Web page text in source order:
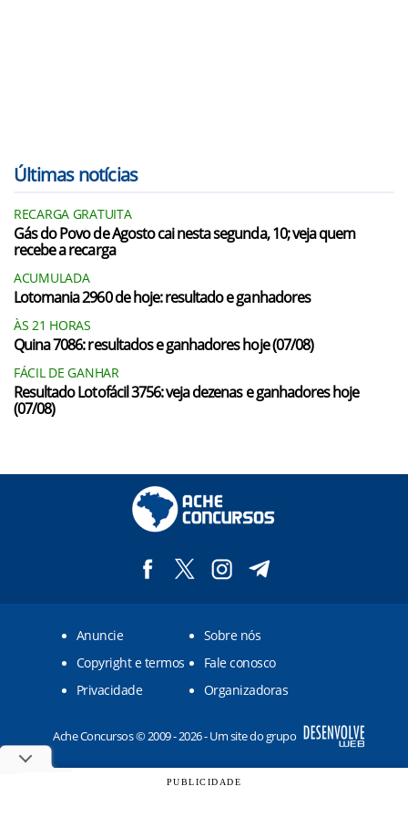
Últimas notícias
RECARGA GRATUITA
Gás do Povo de Agosto cai nesta segunda, 10; veja quem
recebe a recarga
ACUMULADA
Lotomania 2960 de hoje: resultado e ganhadores
ÀS 21 HORAS
Quina 7086: resultados e ganhadores hoje (07/08)
FÁCIL DE GANHAR
Resultado Lotofácil 3756: veja dezenas e ganhadores hoje
(07/08)
Anuncie
Sobre nós
Copyright e termos
Fale conosco
Privacidade
Organizadoras
Ache Concursos © 2009 - 2026 - Um site do grupo
PUBLICIDADE